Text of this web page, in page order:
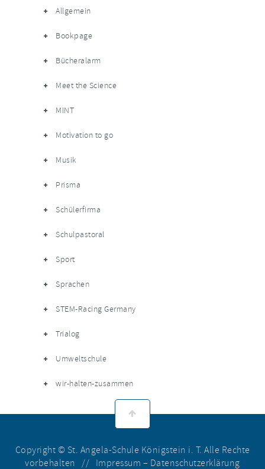
Allgemein
Bookpage
Bücheralarm
Meet the Science
MINT
Motivation to go
Musik
Prisma
Schülerfirma
Schulpastoral
Sport
Sprachen
STEM-Racing Germany
Trialog
Umweltschule
wir-halten-zusammen
Copyright © St. Angela-Schule Königstein i. T. Alle Rechte
vorbehalten // Impressum – Datenschutzerklärung